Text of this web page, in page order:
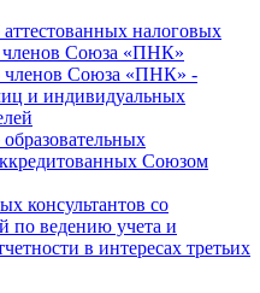
налоговых
членов Союза «ПНК»
членов Союза «ПНК» -
и индивидуальных
Союзом
консультантов со
по ведению учета и
в интересах третьих